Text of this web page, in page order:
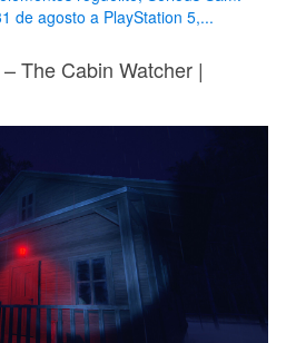
de agosto a PlayStation 5,...
The Cabin Watcher |